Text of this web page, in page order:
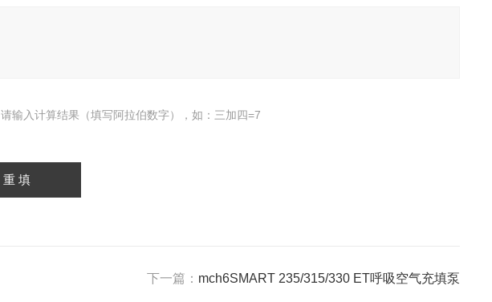
请输入计算结果（填写阿拉伯数字），如：三加四=7
下一篇： mch6SMART 235/315/330 ET呼吸空气充填泵